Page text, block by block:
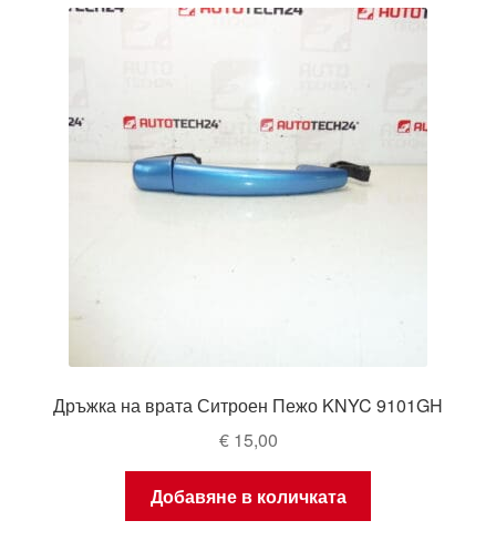
Дръжка на врата Ситроен Пежо KNYC 9101GH
€15,00
Добавяне в количката